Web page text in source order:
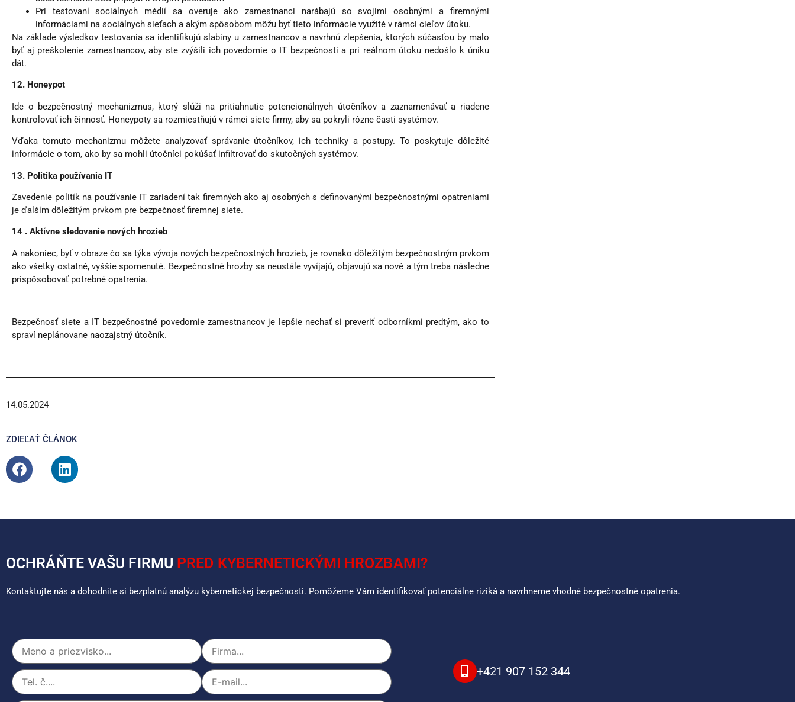
Pri testovaní sociálnych médií sa overuje ako zamestnanci narábajú so svojimi osobnými a firemnými
informáciami na sociálnych sieťach a akým spôsobom môžu byť tieto informácie využité v rámci cieľov útoku.
Na základe výsledkov testovania sa identifikujú slabiny u zamestnancov a navrhnú zlepšenia, ktorých súčasťou by malo
byť aj preškolenie zamestnancov, aby ste zvýšili ich povedomie o IT bezpečnosti a pri reálnom útoku nedošlo k úniku
dát.
12. Honeypot
Ide o bezpečnostný mechanizmus, ktorý slúži na pritiahnutie potencionálnych útočníkov a zaznamenávať a riadene
kontrolovať ich činnosť. Honeypoty sa rozmiestňujú v rámci siete firmy, aby sa pokryli rôzne časti systémov.
Vďaka tomuto mechanizmu môžete analyzovať správanie útočníkov, ich techniky a postupy. To poskytuje dôležité
informácie o tom, ako by sa mohli útočníci pokúšať infiltrovať do skutočných systémov.
13. Politika používania IT
Zavedenie politík na používanie IT zariadení tak firemných ako aj osobných s definovanými bezpečnostnými opatreniami
je ďalším dôležitým prvkom pre bezpečnosť firemnej siete.
14 . Aktívne sledovanie nových hrozieb
A nakoniec, byť v obraze čo sa týka vývoja nových bezpečnostných hrozieb, je rovnako dôležitým bezpečnostným prvkom
ako všetky ostatné, vyššie spomenuté. Bezpečnostné hrozby sa neustále vyvíjajú, objavujú sa nové a tým treba následne
prispôsobovať potrebné opatrenia.
Bezpečnosť siete a IT bezpečnostné povedomie zamestnancov je lepšie nechať si preveriť odborníkmi predtým, ako to
spraví neplánovane naozajstný útočník.
14.05.2024
ZDIEĽAŤ ČLÁNOK
OCHRÁŇTE VAŠU FIRMU PRED KYBERNETICKÝMI HROZBAMI?
Kontaktujte nás a dohodnite si bezplatnú analýzu kybernetickej bezpečnosti. Pomôžeme Vám identifikovať potenciálne riziká a navrhneme vhodné bezpečnostné opatrenia.
+421 907 152 344